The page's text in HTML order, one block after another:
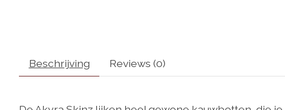
Beschrijving Reviews (0)